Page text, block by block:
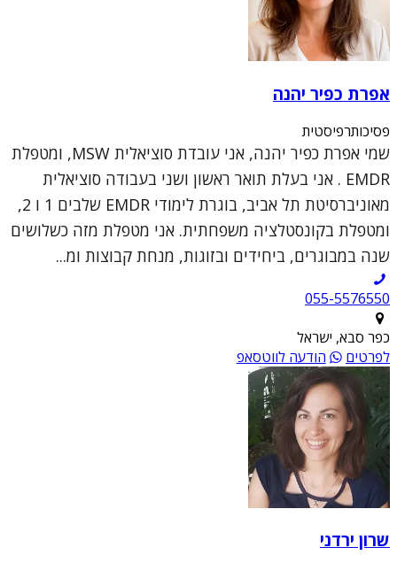
אפרת כפיר יהנה
פסיכותרפיסטית
שמי אפרת כפיר יהנה, אני עובדת סוציאלית MSW, ומטפלת
EMDR . אני בעלת תואר ראשון ושני בעבודה סוציאלית
מאוניברסיטת תל אביב, בוגרת לימודי EMDR שלבים 1 ו 2,
ומטפלת בקונסטלציה משפחתית. אני מטפלת מזה כשלושים
שנה במבוגרים, ביחידים ובזוגות, מנחת קבוצות ומ...
055-5576550
כפר סבא, ישראל
לפרטים
הודעה לווטסאפ
שרון ירדני